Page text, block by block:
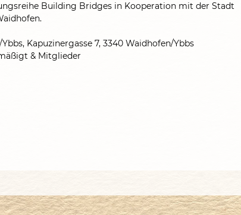
Building Bridges in Kooperation mit der Stadt
Kapuzinergasse 7, 3340 Waidhofen/Ybbs
& Mitglieder